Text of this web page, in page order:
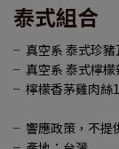
泰式組合
╴真空系 泰式珍豬
╴真空系 泰式檸檬
╴檸檬香茅雞肉絲
╴響應政策，不提